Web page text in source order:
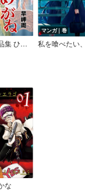
早岬周作品集 ひび割れめがね
マンガ｜巻
な